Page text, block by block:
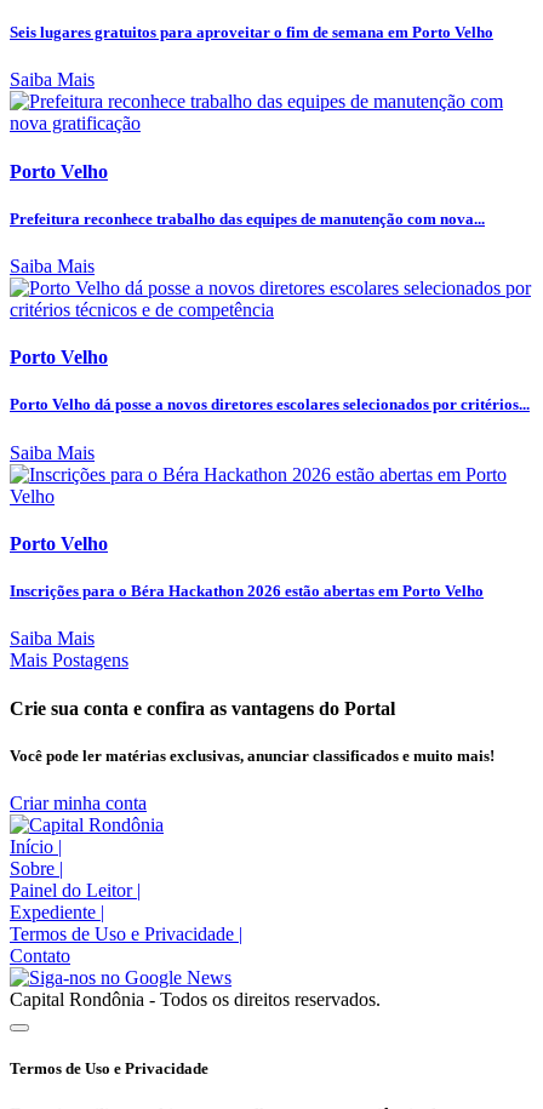
Seis lugares gratuitos para aproveitar o fim de semana em Porto Velho
Saiba Mais
Porto Velho
Prefeitura reconhece trabalho das equipes de manutenção com nova...
Saiba Mais
Porto Velho
Porto Velho dá posse a novos diretores escolares selecionados por critérios...
Saiba Mais
Porto Velho
Inscrições para o Béra Hackathon 2026 estão abertas em Porto Velho
Saiba Mais
Mais Postagens
Crie sua conta e confira as vantagens do Portal
Você pode ler matérias exclusivas, anunciar classificados e muito mais!
Criar minha conta
Início |
Sobre |
Painel do Leitor |
Expediente |
Termos de Uso e Privacidade |
Contato
Capital Rondônia - Todos os direitos reservados.
Termos de Uso e Privacidade